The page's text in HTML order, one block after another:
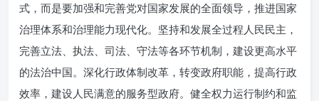
式，而是要加强和完善党对国家发展的全面领导，推进国家
治理体系和治理能力现代化。坚持和发展全过程人民民主，
完善立法、执法、司法、守法等各环节机制，建设更高水平
的法治中国。深化行政体制改革，转变政府职能，提高行政
效率，建设人民满意的服务型政府。健全权力运行制约和监